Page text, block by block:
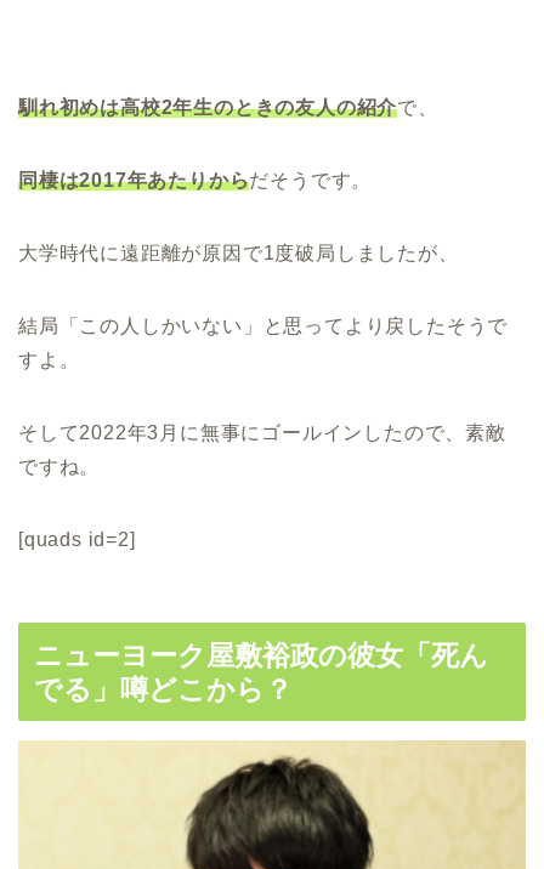
馴れ初めは高校2年生のときの友人の紹介で、
同棲は2017年あたりからだそうです。
大学時代に遠距離が原因で1度破局しましたが、
結局「この人しかいない」と思ってより戻したそうで
すよ。
そして2022年3月に無事にゴールインしたので、素敵
ですね。
[quads id=2]
ニューヨーク屋敷裕政の彼女「死ん
でる」噂どこから？